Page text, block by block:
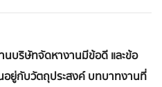
นบริษัทจัดหางานมีข้อดี และข้อ
อยู่กับวัตถุประสงค์ บทบาทงานที่